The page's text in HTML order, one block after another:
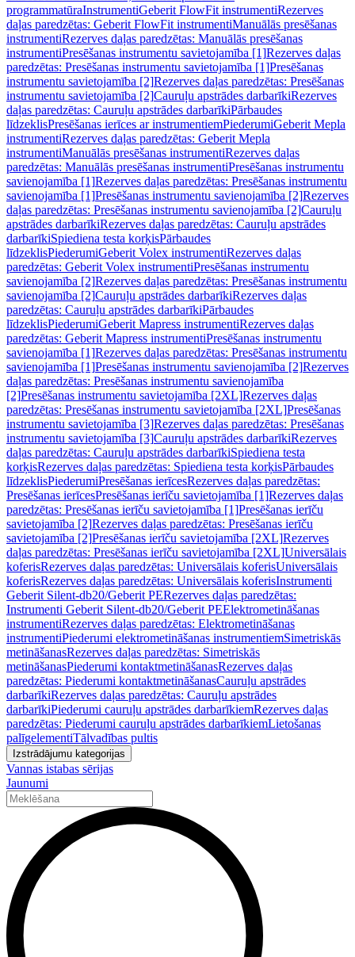
programmatūraInstrumentiGeberit FlowFit instrumentiRezerves
daļas paredzētas: Geberit FlowFit instrumentiManuālās presēšanas
instrumentiRezerves daļas paredzētas: Manuālās presēšanas
instrumentiPresēšanas instrumentu savietojamība [1]Rezerves daļas
paredzētas: Presēšanas instrumentu savietojamība [1]Presēšanas
instrumentu savietojamība [2]Rezerves daļas paredzētas: Presēšanas
instrumentu savietojamība [2]Cauruļu apstrādes darbarīkiRezerves
daļas paredzētas: Cauruļu apstrādes darbarīkiPārbaudes
līdzeklisPresēšanas ierīces ar instrumentiemPiederumiGeberit Mepla
instrumentiRezerves daļas paredzētas: Geberit Mepla
instrumentiManuālās presēšanas instrumentiRezerves daļas
paredzētas: Manuālās presēšanas instrumentiPresēšanas instrumentu
savienojamība [1]Rezerves daļas paredzētas: Presēšanas instrumentu
savienojamība [1]Presēšanas instrumentu savienojamība [2]Rezerves
daļas paredzētas: Presēšanas instrumentu savienojamība [2]Cauruļu
apstrādes darbarīkiRezerves daļas paredzētas: Cauruļu apstrādes
darbarīkiSpiediena testa korķisPārbaudes
līdzeklisPiederumiGeberit Volex instrumentiRezerves daļas
paredzētas: Geberit Volex instrumentiPresēšanas instrumentu
savienojamība [2]Rezerves daļas paredzētas: Presēšanas instrumentu
savienojamība [2]Cauruļu apstrādes darbarīkiRezerves daļas
paredzētas: Cauruļu apstrādes darbarīkiPārbaudes
līdzeklisPiederumiGeberit Mapress instrumentiRezerves daļas
paredzētas: Geberit Mapress instrumentiPresēšanas instrumentu
savienojamība [1]Rezerves daļas paredzētas: Presēšanas instrumentu
savienojamība [1]Presēšanas instrumentu savienojamība [2]Rezerves
daļas paredzētas: Presēšanas instrumentu savienojamība
[2]Presēšanas instrumentu savietojamība [2XL]Rezerves daļas
paredzētas: Presēšanas instrumentu savietojamība [2XL]Presēšanas
instrumentu savietojamība [3]Rezerves daļas paredzētas: Presēšanas
instrumentu savietojamība [3]Cauruļu apstrādes darbarīkiRezerves
daļas paredzētas: Cauruļu apstrādes darbarīkiSpiediena testa
korķisRezerves daļas paredzētas: Spiediena testa korķisPārbaudes
līdzeklisPiederumiPresēšanas ierīcesRezerves daļas paredzētas:
Presēšanas ierīcesPresēšanas ierīču savietojamība [1]Rezerves daļas
paredzētas: Presēšanas ierīču savietojamība [1]Presēšanas ierīču
savietojamība [2]Rezerves daļas paredzētas: Presēšanas ierīču
savietojamība [2]Presēšanas ierīču savietojamība [2XL]Rezerves
daļas paredzētas: Presēšanas ierīču savietojamība [2XL]Universālais
koferisRezerves daļas paredzētas: Universālais koferisUniversālais
koferisRezerves daļas paredzētas: Universālais koferisInstrumenti
Geberit Silent-db20/Geberit PERezerves daļas paredzētas:
Instrumenti Geberit Silent-db20/Geberit PEElektrometināšanas
instrumentiRezerves daļas paredzētas: Elektrometināšanas
instrumentiPiederumi elektrometināšanas instrumentiemSimetriskās
metināšanasRezerves daļas paredzētas: Simetriskās
metināšanasPiederumi kontaktmetināšanasRezerves daļas
paredzētas: Piederumi kontaktmetināšanasCauruļu apstrādes
darbarīkiRezerves daļas paredzētas: Cauruļu apstrādes
darbarīkiPiederumi cauruļu apstrādes darbarīkiemRezerves daļas
paredzētas: Piederumi cauruļu apstrādes darbarīkiemLietošanas
palīgelementiTālvadības pultis
Izstrādājumu kategorijas
Vannas istabas sērijas
Jaunumi